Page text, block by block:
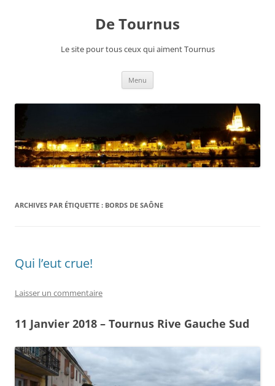
De Tournus
Le site pour tous ceux qui aiment Tournus
Menu
ARCHIVES PAR ÉTIQUETTE : BORDS DE SAÔNE
Qui l’eut crue!
Laisser un commentaire
11 Janvier 2018 – Tournus Rive Gauche Sud